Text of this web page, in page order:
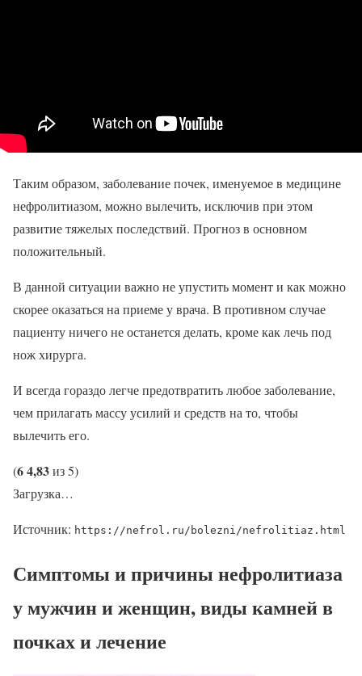
Таким образом, заболевание почек, именуемое в медицине
нефролитиазом, можно вылечить, исключив при этом
развитие тяжелых последствий. Прогноз в основном
положительный.
В данной ситуации важно не упустить момент и как можно
скорее оказаться на приеме у врача. В противном случае
пациенту ничего не останется делать, кроме как лечь под
нож хирурга.
И всегда гораздо легче предотвратить любое заболевание,
чем прилагать массу усилий и средств на то, чтобы
вылечить его.
(64,83из 5)
Загрузка…
Источник: https://nefrol.ru/bolezni/nefrolitiaz.html
Симптомы и причины нефролитиаза
у мужчин и женщин, виды камней в
почках и лечение